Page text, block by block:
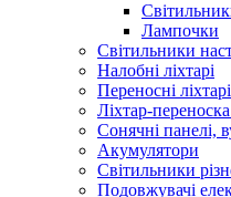
Лампочки
Світильники
Налобні ліхтарі
Переносні
Ліхтар-
Сонячні панелі,
Акумулятори
Світильники
Подовжувачі